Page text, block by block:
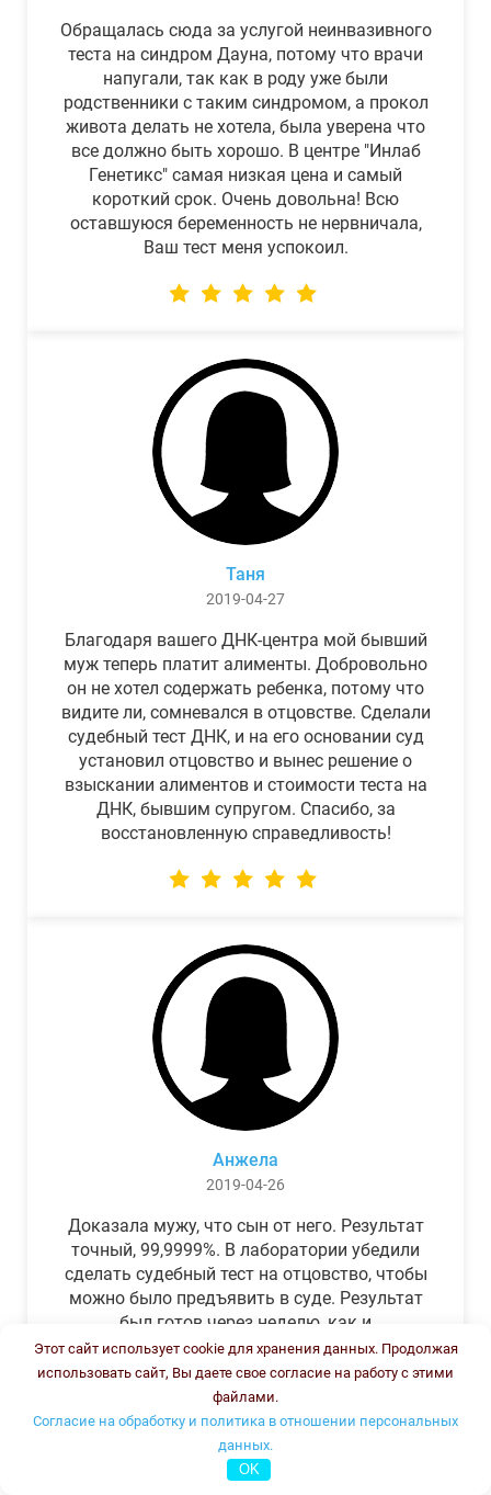
Обращалась сюда за услугой неинвазивного
теста на синдром Дауна, потому что врачи
напугали, так как в роду уже были
родственники с таким синдромом, а прокол
живота делать не хотела, была уверена что
все должно быть хорошо. В центре "Инлаб
Генетикс" самая низкая цена и самый
короткий срок. Очень довольна! Всю
оставшуюся беременность не нервничала,
Ваш тест меня успокоил.
Таня
2019-04-27
Благодаря вашего ДНК-центра мой бывший
муж теперь платит алименты. Добровольно
он не хотел содержать ребенка, потому что
видите ли, сомневался в отцовстве. Сделали
судебный тест ДНК, и на его основании суд
установил отцовство и вынес решение о
взыскании алиментов и стоимости теста на
ДНК, бывшим супругом. Спасибо, за
восстановленную справедливость!
Анжела
2019-04-26
Доказала мужу, что сын от него. Результат
точный, 99,9999%. В лаборатории убедили
сделать судебный тест на отцовство, чтобы
можно было предъявить в суде. Результат
был готов через неделю, как и
обещали.Теперь муж бегает и извиняется.
Этот сайт использует cookie для хранения данных. Продолжая
использовать сайт, Вы даете свое согласие на работу с этими
файлами.
Согласие на обработку и политика в отношении персональных
данных.
OK